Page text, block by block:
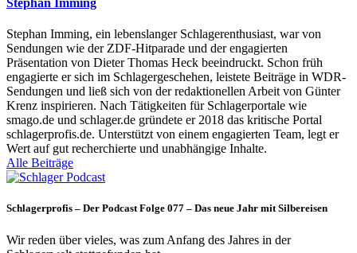
Stephan Imming
Stephan Imming, ein lebenslanger Schlagerenthusiast, war von
Sendungen wie der ZDF-Hitparade und der engagierten
Präsentation von Dieter Thomas Heck beeindruckt. Schon früh
engagierte er sich im Schlagergeschehen, leistete Beiträge in WDR-
Sendungen und ließ sich von der redaktionellen Arbeit von Günter
Krenz inspirieren. Nach Tätigkeiten für Schlagerportale wie
smago.de und schlager.de gründete er 2018 das kritische Portal
schlagerprofis.de. Unterstützt von einem engagierten Team, legt er
Wert auf gut recherchierte und unabhängige Inhalte.
Alle Beiträge
Schlagerprofis – Der Podcast Folge 077 – Das neue Jahr mit Silbereisen
Wir reden über vieles, was zum Anfang des Jahres in der